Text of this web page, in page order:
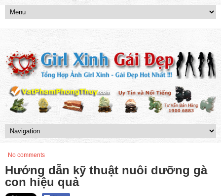
No comments
Hướng dẫn kỹ thuật nuôi dưỡng gà
con hiệu quả